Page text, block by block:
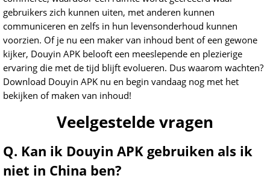
gebruikers zich kunnen uiten, met anderen kunnen
communiceren en zelfs in hun levensonderhoud kunnen
voorzien. Of je nu een maker van inhoud bent of een gewone
kijker, Douyin APK belooft een meeslepende en plezierige
ervaring die met de tijd blijft evolueren. Dus waarom wachten?
Download Douyin APK nu en begin vandaag nog met het
bekijken of maken van inhoud!
Veelgestelde vragen
Q. Kan ik Douyin APK gebruiken als ik
niet in China ben?